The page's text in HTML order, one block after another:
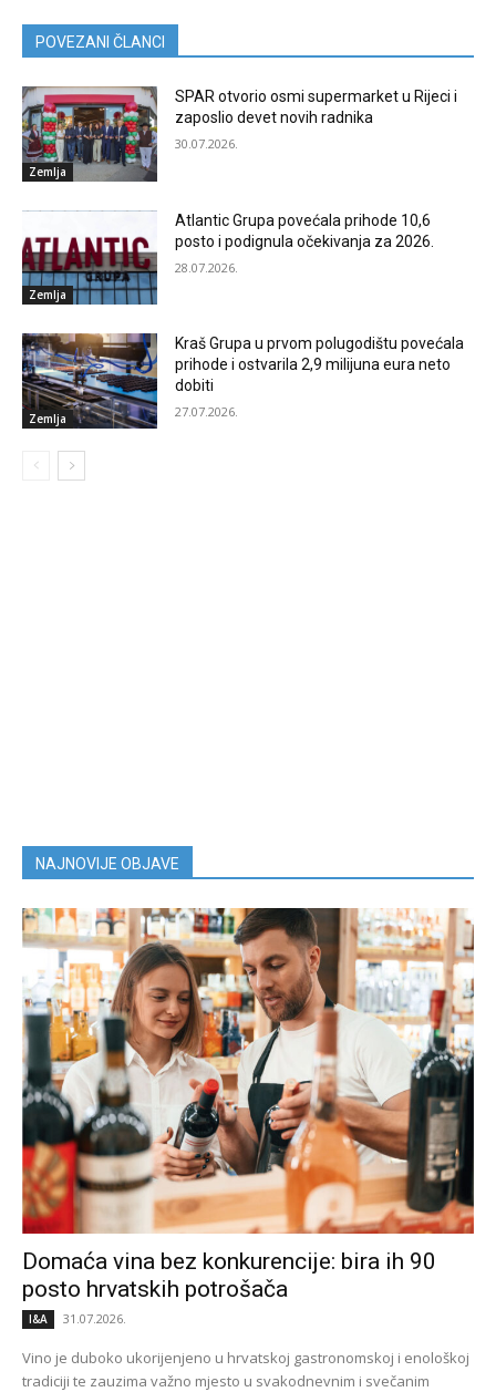
POVEZANI ČLANCI
Zemlja
SPAR otvorio osmi supermarket u Rijeci i
zaposlio devet novih radnika
30.07.2026.
Zemlja
Atlantic Grupa povećala prihode 10,6
posto i podignula očekivanja za 2026.
28.07.2026.
Zemlja
Kraš Grupa u prvom polugodištu povećala
prihode i ostvarila 2,9 milijuna eura neto
dobiti
27.07.2026.
NAJNOVIJE OBJAVE
Domaća vina bez konkurencije: bira ih 90
posto hrvatskih potrošača
I&A 31.07.2026.
Vino je duboko ukorijenjeno u hrvatskoj gastronomskoj i enološkoj
tradiciji te zauzima važno mjesto u svakodnevnim i svečanim